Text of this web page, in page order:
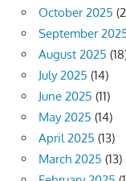
October 2025
September
August 2025
July 2025 (14)
June 2025 (11)
May 2025 (14)
April 2025 (13)
March 2025 (13)